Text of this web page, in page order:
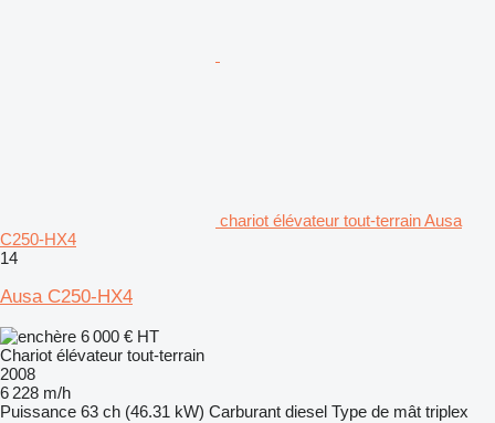
chariot élévateur tout-terrain Ausa
C250-HX4
14
Ausa C250-HX4
6 000 € HT
Chariot élévateur tout-terrain
2008
6 228 m/h
Puissance 63 ch (46.31 kW) Carburant diesel Type de mât triplex